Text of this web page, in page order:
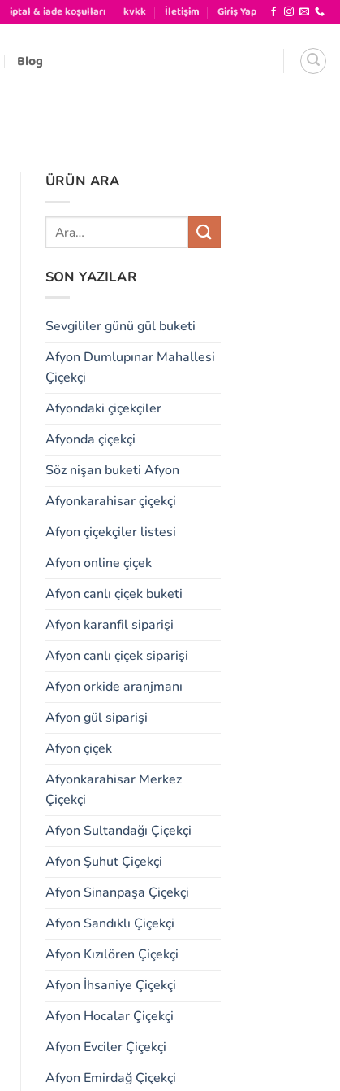
iptal & iade koşulları kvkk İletişim Giriş Yap
Blog
ÜRÜN ARA
SON YAZILAR
Sevgililer günü gül buketi
Afyon Dumlupınar Mahallesi
Çiçekçi
Afyondaki çiçekçiler
Afyonda çiçekçi
Söz nişan buketi Afyon
Afyonkarahisar çiçekçi
Afyon çiçekçiler listesi
Afyon online çiçek
Afyon canlı çiçek buketi
Afyon karanfil siparişi
Afyon canlı çiçek siparişi
Afyon orkide aranjmanı
Afyon gül siparişi
Afyon çiçek
Afyonkarahisar Merkez
Çiçekçi
Afyon Sultandağı Çiçekçi
Afyon Şuhut Çiçekçi
Afyon Sinanpaşa Çiçekçi
Afyon Sandıklı Çiçekçi
Afyon Kızılören Çiçekçi
Afyon İhsaniye Çiçekçi
Afyon Hocalar Çiçekçi
Afyon Evciler Çiçekçi
Afyon Emirdağ Çiçekçi